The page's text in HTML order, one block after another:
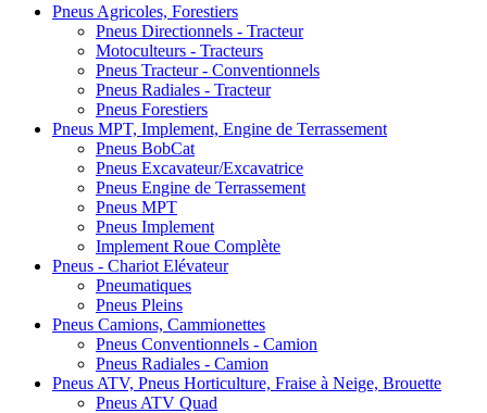
Pneus Agricoles, Forestiers
Pneus Directionnels - Tracteur
Motoculteurs - Tracteurs
Pneus Tracteur - Conventionnels
Pneus Radiales - Tracteur
Pneus Forestiers
Pneus MPT, Implement, Engine de Terrassement
Pneus BobCat
Pneus Excavateur/Excavatrice
Pneus Engine de Terrassement
Pneus MPT
Pneus Implement
Implement Roue Complète
Pneus - Chariot Elévateur
Pneumatiques
Pneus Pleins
Pneus Camions, Cammionettes
Pneus Conventionnels - Camion
Pneus Radiales - Camion
Pneus ATV, Pneus Horticulture, Fraise à Neige, Brouette
Pneus ATV Quad